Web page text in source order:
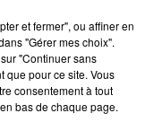
dévoilent leur
attendue
et fermer", ou affiner en
"Gérer mes choix".
"Continuer sans
que pour ce site. Vous
consentement à tout
bas de chaque page.